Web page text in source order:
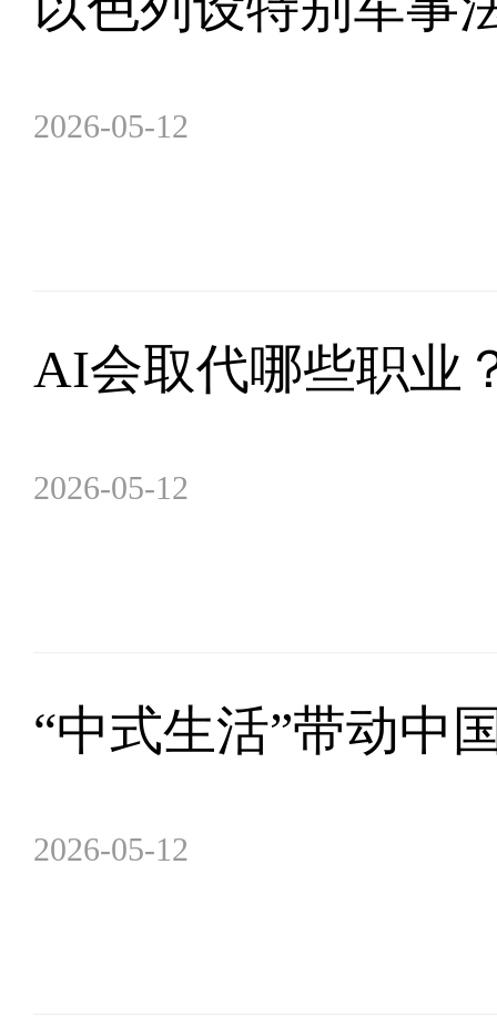
2026-05-12
AI会取代哪些职业
2026-05-12
“中式生活”带动中
2026-05-12